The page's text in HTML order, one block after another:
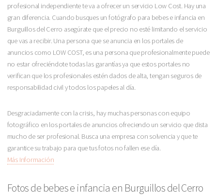
profesional independiente te va a ofrecer un servicio Low Cost. Hay una
gran diferencia. Cuando busques un fotógrafo para bebes e infancia en
Burguillos del Cerro asegúrate que el precio no esté limitando el servicio
que vas a recibir. Una persona que se anuncia en los portales de
anuncios como LOW COST, es una persona que profesionalmente puede
no estar ofreciéndote todas las garantías ya que estos portales no
verifican que los profesionales estén dados de alta, tengan seguros de
responsabilidad civil y todos los papeles al día.
Desgraciadamente con la crisis, hay muchas personas con equipo
fotográfico en los portales de anuncios ofreciendo un servicio que dista
mucho de ser profesional. Busca una empresa con solvencia y que te
garantice su trabajo para que tus fotos no fallen ese día.
Más Información
Fotos de bebes e infancia en Burguillos del Cerro